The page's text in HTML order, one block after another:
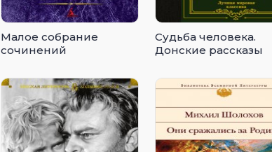
Малое собрание
сочинений
Судьба человека.
Донские рассказы